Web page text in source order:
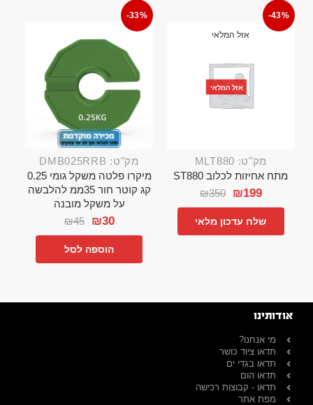
-43%
אזל המלאי
אזל המלאי
מק"ט: MLT880
מתח אחיזות לכלוב ST880
₪350 ₪199
שלח עדכון מלאי
-33%
מק"ט: DMB025RRB
מיקרו פלטה משקל גומי 0.25
קג קוטר חור 35ממ להלבשה
על משקל מובנה
₪45 ₪30
הוספה לסל
אודותינו
מי אנחנו?
תדאו ציוד כושר
תדאו בגדי ים
תדאו הום
תדאו - קבוצות רכישה
מפת אתר